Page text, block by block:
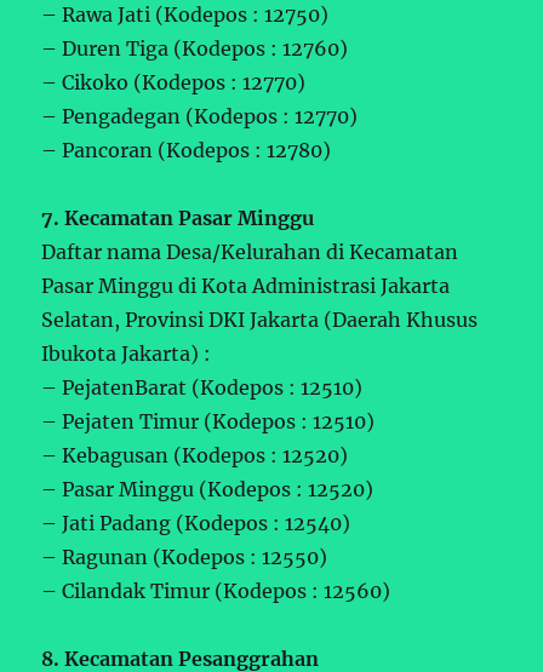
– Rawa Jati (Kodepos : 12750)
– Duren Tiga (Kodepos : 12760)
– Cikoko (Kodepos : 12770)
– Pengadegan (Kodepos : 12770)
– Pancoran (Kodepos : 12780)
7. Kecamatan Pasar Minggu
Daftar nama Desa/Kelurahan di Kecamatan
Pasar Minggu di Kota Administrasi Jakarta
Selatan, Provinsi DKI Jakarta (Daerah Khusus
Ibukota Jakarta) :
– PejatenBarat (Kodepos : 12510)
– Pejaten Timur (Kodepos : 12510)
– Kebagusan (Kodepos : 12520)
– Pasar Minggu (Kodepos : 12520)
– Jati Padang (Kodepos : 12540)
– Ragunan (Kodepos : 12550)
– Cilandak Timur (Kodepos : 12560)
8. Kecamatan Pesanggrahan